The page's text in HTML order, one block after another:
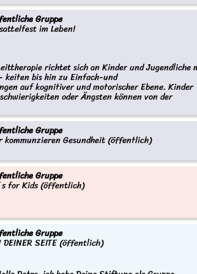
Gruppe
im Leben!
richtet sich an Kinder und Jugendliche
keiten bis hin zu Einfach-und
auf kognitiver und motorischer Ebene. Kinder
oder Ängsten können von der
Gruppe
kommunzieren Gesundheit (öffentlich)
Gruppe
for Kids (öffentlich)
Gruppe
DEINER SEITE (öffentlich)